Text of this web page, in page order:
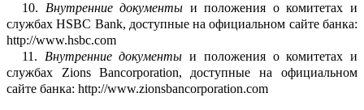
10. Внутренние документы и положения о комитетах и
службах HSBC Bank, доступные на официальном сайте банка:
http://www.hsbc.com
11. Внутренние документы и положения о комитетах и
службах Zions Bancorporation, доступные на официальном
сайте банка: http://www.zionsbancorporation.com